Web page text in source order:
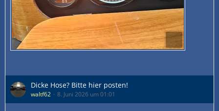
Dicke Hose? Bitte hier posten!
waltf62 8. Juni 2026 um 01:01